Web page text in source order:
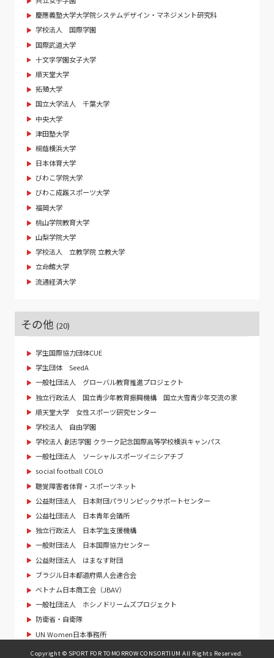
慶應義塾大学大学院システムデザイン・マネジメント研究科
学校法人 国際学園
国際武道大学
十文字学園女子大学
順天堂大学
拓殖大学
国立大学法人 千葉大学
中央大学
津田塾大学
桐蔭横浜大学
日本体育大学
びわこ学院大学
びわこ成蹊スポーツ大学
福岡大学
桃山学院教育大学
山梨学院大学
学校法人 立教学院 立教大学
立命館大学
流通経済大学
その他 (20)
学生国際協力団体CUE
学生団体 SeedA
一般社団法人 グローバル教育推進プロジェクト
独立行政法人 国立青少年教育振興機構 国立大雪青少年交流の家
順天堂大学 女性スポーツ研究センター
学校法人 自由学園
学校法人 創志学園 クラーク記念国際高等学校横浜キャンパス
一般社団法人 ソーシャルスポーツイニシアチブ
social football COLO
聴覚障害者体育・スポーツネット
公益財団法人 日本財団パラリンピックサポートセンター
公益社団法人 日本青年会議所
独立行政法人 日本学生支援機構
一般財団法人 日本国際協力センター
公益財団法人 はまなす財団
ブラジル日本都道府県人会連合会
ベトナム日本商工会（JBAV）
一般社団法人 ホシノドリームズプロジェクト
防衛省・自衛隊
UN Women日本事務所
Copyright © SPORT FOR TOMORROW CONSORTIUM All Rights Reserved.